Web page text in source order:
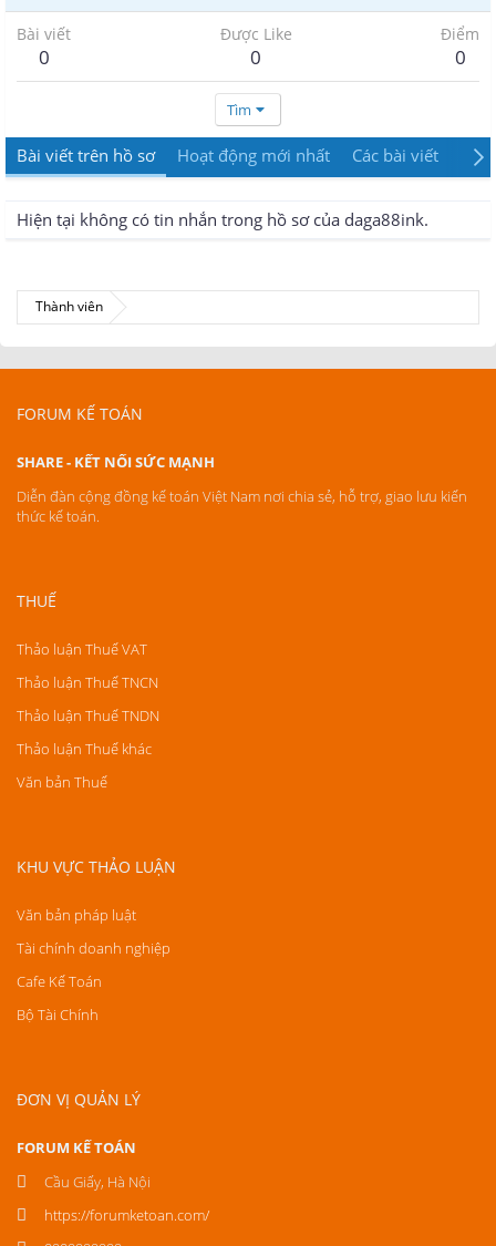
Bài viết
0
Được Like
0
Điểm
0
Tìm
Bài viết trên hồ sơ Hoạt động mới nhất Các bài viết
Hiện tại không có tin nhắn trong hồ sơ của daga88ink.
Thành viên
FORUM KẾ TOÁN
SHARE - KẾT NỐI SỨC MẠNH
Diễn đàn cộng đồng kế toán Việt Nam nơi chia sẻ, hỗ trợ, giao lưu kiến
thức kế toán.
THUẾ
Thảo luận Thuế VAT
Thảo luận Thuế TNCN
Thảo luận Thuế TNDN
Thảo luận Thuế khác
Văn bản Thuế
KHU VỰC THẢO LUẬN
Văn bản pháp luật
Tài chính doanh nghiệp
Cafe Kế Toán
Bộ Tài Chính
ĐƠN VỊ QUẢN LÝ
FORUM KẾ TOÁN
Cầu Giấy, Hà Nội
https://forumketoan.com/